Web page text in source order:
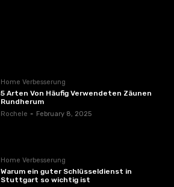
Home Verbesserung
5 Arten Von Häufig Verwendeten Zäunen
Rundherum
Rochele - February 8, 2025
Home Verbesserung
Warum ein guter Schlüsseldienst in
Stuttgart so wichtig ist